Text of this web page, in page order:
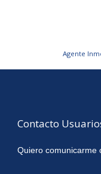
Agente
Contacto
Quiero comunicarme